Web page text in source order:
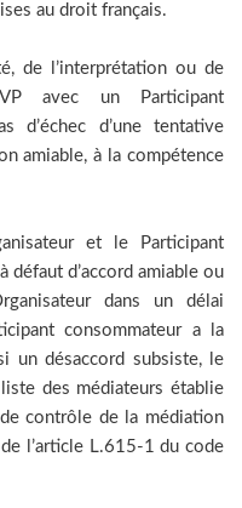
au droit français.
de l’interprétation ou de
avec un Participant
d’échec d’une tentative
amiable, à la compétence
et le Participant
défaut d’accord amiable ou
dans un délai
consommateur a la
un désaccord subsiste, le
des médiateurs établie
contrôle de la médiation
l’article L.615-1 du code